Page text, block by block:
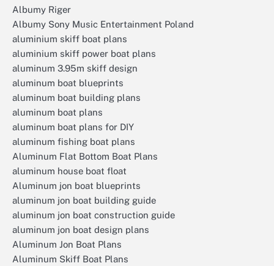
Albumy Riger
Albumy Sony Music Entertainment Poland
aluminium skiff boat plans
aluminium skiff power boat plans
aluminum 3.95m skiff design
aluminum boat blueprints
aluminum boat building plans
aluminum boat plans
aluminum boat plans for DIY
aluminum fishing boat plans
Aluminum Flat Bottom Boat Plans
aluminum house boat float
Aluminum jon boat blueprints
aluminum jon boat building guide
aluminum jon boat construction guide
aluminum jon boat design plans
Aluminum Jon Boat Plans
Aluminum Skiff Boat Plans